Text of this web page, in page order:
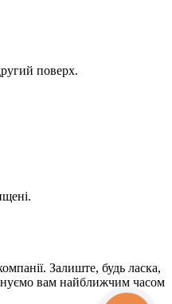
поверх.
Залиште, будь ласка,
вам найближчим часом